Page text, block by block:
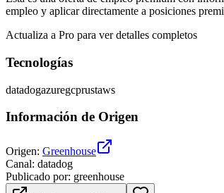
empleo y aplicar directamente a posiciones
Actualiza a Pro para ver detalles completos
Tecnologías
datadogazuregcprustaws
Información de Origen
Origen: Greenhouse
Canal: datadog
Publicado por: greenhouse